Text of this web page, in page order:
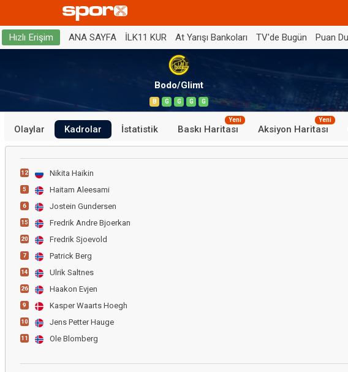
Hızlı Erişim ANA SAYFA İLK11 KUR At Yarışı Bankoları TV'de Bugün Puan
Bodo/Glimt
B G G G G
Olaylar Kadrolar İstatistik Baskı Haritası
Yeni
Aksiyon Haritası
Yeni
12 Nikita Haikin
5 Haitam Aleesami
6 Jostein Gundersen
15 Fredrik Andre Bjoerkan
20 Fredrik Sjoevold
7 Patrick Berg
14 Ulrik Saltnes
26 Haakon Evjen
9 Kasper Waarts Hoegh
10 Jens Petter Hauge
11 Ole Blomberg